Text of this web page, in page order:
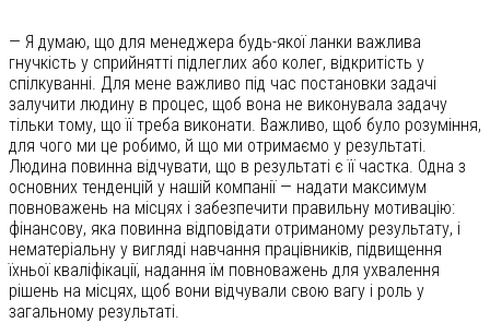
— Я думаю, що для менеджера будь-якої ланки важлива
гнучкість у сприйнятті підлеглих або колег, відкритість у
спілкуванні. Для мене важливо під час постановки задачі
залучити людину в процес, щоб вона не виконувала задачу
тільки тому, що її треба виконати. Важливо, щоб було розуміння,
для чого ми це робимо, й що ми отримаємо у результаті.
Людина повинна відчувати, що в результаті є її частка. Одна з
основних тенденцій у нашій компанії — надати максимум
повноважень на місцях і забезпечити правильну мотивацію:
фінансову, яка повинна відповідати отриманому результату, і
нематеріальну у вигляді навчання працівників, підвищення
їхньої кваліфікації, надання їм повноважень для ухвалення
рішень на місцях, щоб вони відчували свою вагу і роль у
загальному результаті.